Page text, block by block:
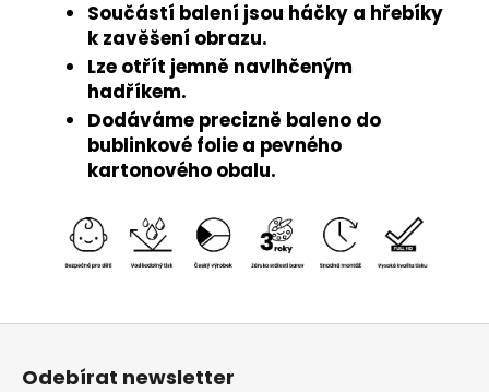
Součástí balení jsou háčky a hřebíky
k zavěšení obrazu.
Lze otřít jemně navlhčeným
hadříkem.
Dodáváme precizně baleno do
bublinkové folie a pevného
kartonového obalu.
Z
Odebírat newsletter